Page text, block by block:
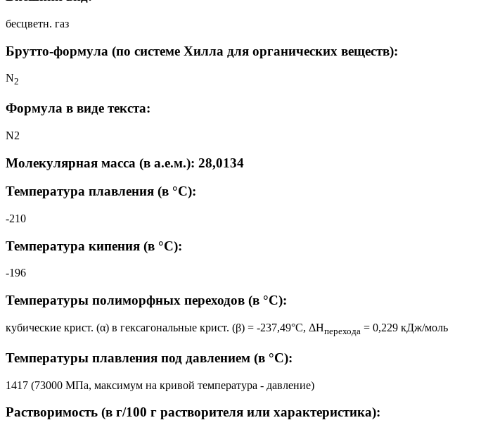
бесцветн. газ
Брутто-формула (по системе Хилла для органических веществ):
N2
Формула в виде текста:
N2
Молекулярная масса (в а.е.м.): 28,0134
Температура плавления (в °C):
-210
Температура кипения (в °C):
-196
Температуры полиморфных переходов (в °C):
кубические крист. (α) в гексагональные крист. (β) = -237,49°C, ΔHперехода = 0,229 кДж/моль
Температуры плавления под давлением (в °C):
1417 (73000 МПа, максимум на кривой температура - давление)
Растворимость (в г/100 г растворителя или характеристика):